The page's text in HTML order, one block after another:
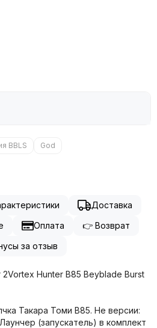
BBLS
God
Доставка
Оплата
👉 Возврат
за отзыв
Hunter B85 Beyblade Burst
Такара Томи B85. Не версии:
(запускатель) в комплект